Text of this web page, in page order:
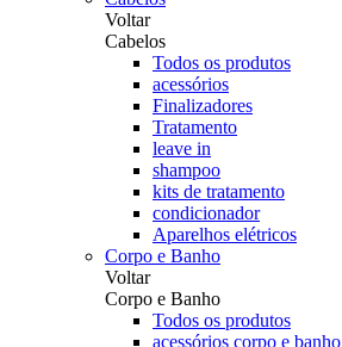
Voltar
Cabelos
Todos os produtos
acessórios
Finalizadores
Tratamento
leave in
shampoo
kits de tratamento
condicionador
Aparelhos elétricos
Corpo e Banho
Voltar
Corpo e Banho
Todos os produtos
acessórios corpo e banho